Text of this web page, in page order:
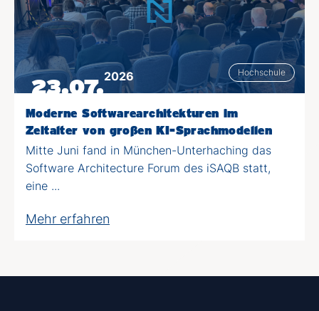
Hochschule
23.07.2026
Moderne Softwarearchitekturen im
Zeitalter von großen KI-Sprachmodellen
Mitte Juni fand in München-Unterhaching das
Software Architecture Forum des iSAQB statt,
eine ...
Mehr erfahren